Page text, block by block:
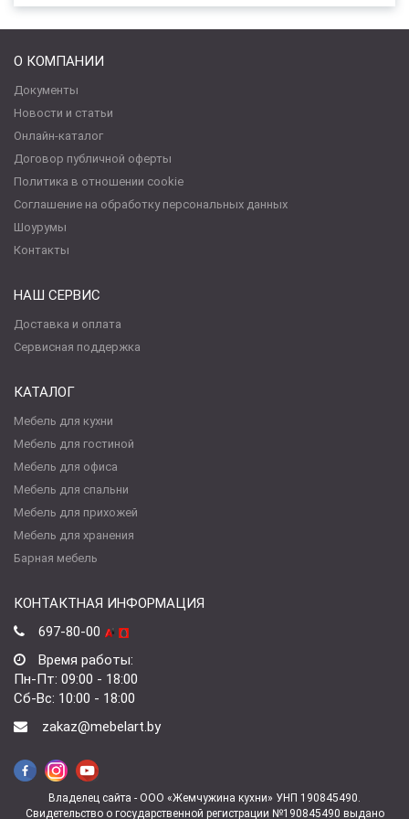
О КОМПАНИИ
Документы
Новости и статьи
Онлайн-каталог
Договор публичной оферты
Политика в отношении cookie
Соглашение на обработку персональных данных
Шоурумы
Контакты
НАШ СЕРВИС
Доставка и оплата
Сервисная поддержка
КАТАЛОГ
Мебель для кухни
Мебель для гостиной
Мебель для офиса
Мебель для спальни
Мебель для прихожей
Мебель для хранения
Барная мебель
КОНТАКТНАЯ ИНФОРМАЦИЯ
697-80-00
Время работы:
Пн-Пт: 09:00 - 18:00
Сб-Вс: 10:00 - 18:00
zakaz@mebelart.by
Владелец сайта - ООО «Жемчужина кухни» УНП 190845490.
Свидетельство о государственной регистрации №190845490 выдано